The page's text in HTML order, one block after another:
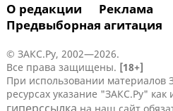
О редакции
Реклама
Предвыборная агитация
© ЗАКС.Ру, 2002—2026.
Все права защищены. [18+]
При использовании материалов
ресурсах указание "ЗАКС.Ру" как